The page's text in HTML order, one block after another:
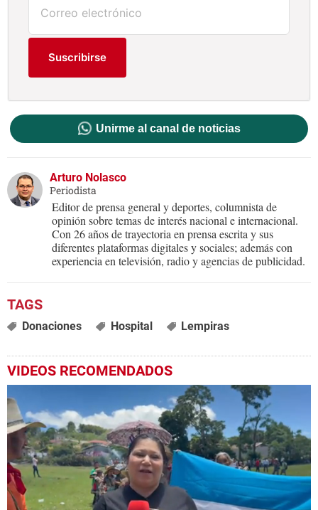
Suscribirse
Unirme al canal de noticias
Arturo Nolasco
Periodista
Editor de prensa general y deportes, columnista de
opinión sobre temas de interés nacional e internacional.
Con 26 años de trayectoria en prensa escrita y sus
diferentes plataformas digitales y sociales; además con
experiencia en televisión, radio y agencias de publicidad.
Donaciones Hospital Lempiras
VIDEOS RECOMENDADOS